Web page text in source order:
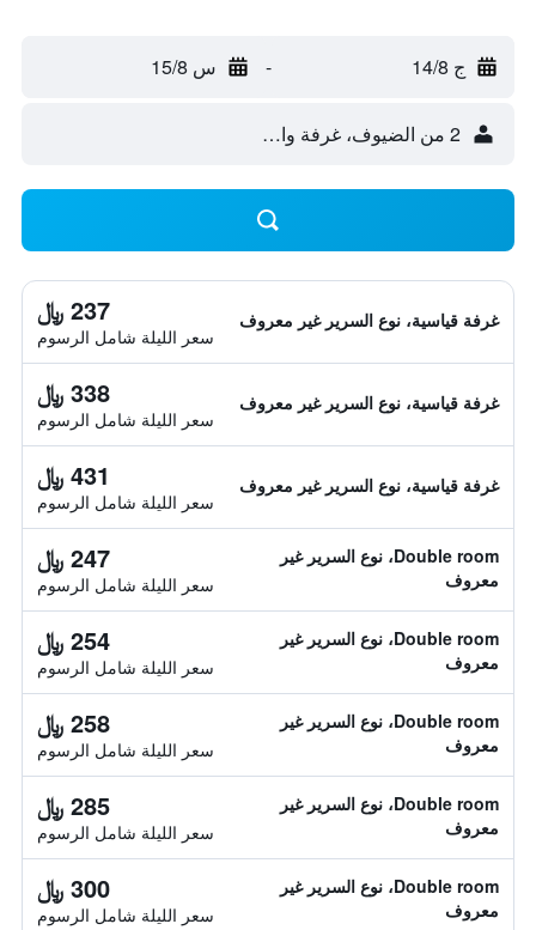
ج 14/8 - س 15/8
2 من الضيوف، غرفة واحدة
غرفة قياسية، نوع السرير غير معروف 237 ﷼
سعر الليلة شامل الرسوم
غرفة قياسية، نوع السرير غير معروف 338 ﷼
سعر الليلة شامل الرسوم
غرفة قياسية، نوع السرير غير معروف 431 ﷼
سعر الليلة شامل الرسوم
Double room، نوع السرير غير
معروف
247 ﷼
سعر الليلة شامل الرسوم
Double room، نوع السرير غير
معروف
254 ﷼
سعر الليلة شامل الرسوم
Double room، نوع السرير غير
معروف
258 ﷼
سعر الليلة شامل الرسوم
Double room، نوع السرير غير
معروف
285 ﷼
سعر الليلة شامل الرسوم
Double room، نوع السرير غير
معروف
300 ﷼
سعر الليلة شامل الرسوم